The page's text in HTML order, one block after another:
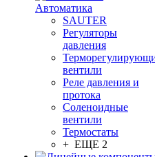
Автоматика
SAUTER
Регуляторы
давления
вентили
Реле давления и
протока
Соленоидные
вентили
Термостаты
+ ЕЩЕ 2